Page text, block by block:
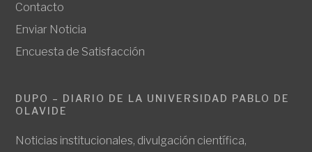
Contacto
Enviar Noticia
Encuesta de Satisfacción
DUPO – DIARIO DE LA UNIVERSIDAD PABLO DE
OLAVIDE
Noticias institucionales, divulgación científica,